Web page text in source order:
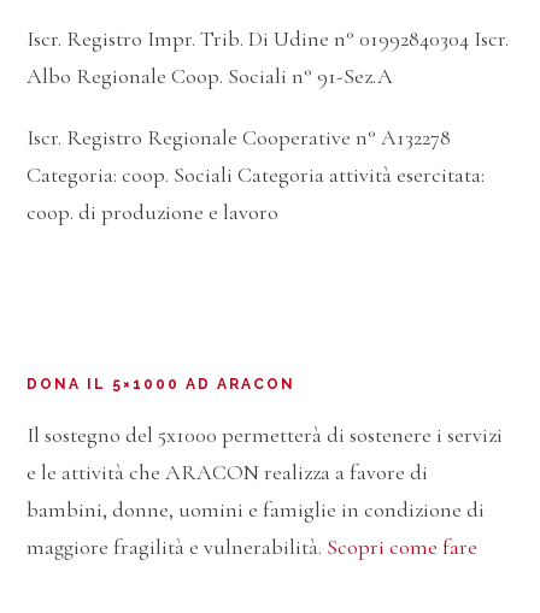
Iscr. Registro Impr. Trib. Di Udine n° 01992840304 Iscr.
Albo Regionale Coop. Sociali n° 91-Sez.A
Iscr. Registro Regionale Cooperative n° A132278
Categoria: coop. Sociali Categoria attività esercitata:
coop. di produzione e lavoro
DONA IL 5×1000 AD ARACON
Il sostegno del 5x1000 permetterà di sostenere i servizi
e le attività che ARACON realizza a favore di
bambini, donne, uomini e famiglie in condizione di
maggiore fragilità e vulnerabilità. Scopri come fare